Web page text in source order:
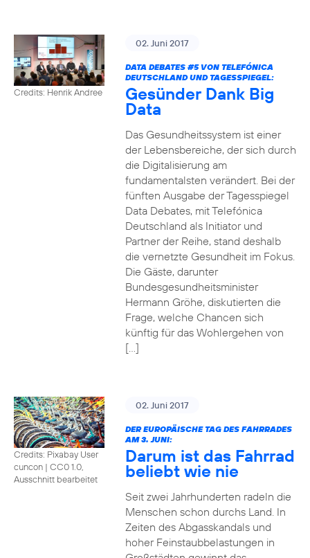
Credits: Henrik Andree
02. Juni 2017
DATA DEBATES #5VON TELEFÓNICA
DEUTSCHLAND UND TAGESSPIEGEL:
Gesünder Dank Big
Data
Das Gesundheitssystem ist einer
der Lebensbereiche, der sich durch
die Digitalisierung am
fundamentalsten verändert. Bei der
fünften Ausgabe der Tagesspiegel
Data Debates, mit Telefónica
Deutschland als Initiator und
Partner der Reihe, stand deshalb
die vernetzte Gesundheit im Fokus.
Die Gäste, darunter
Bundesgesundheitsminister
Hermann Gröhe, diskutierten die
Frage, welche Chancen sich
künftig für das Wohlergehen von
[…]
Credits: Pixabay User
cuncon | CC0 1.0,
Ausschnitt bearbeitet
02. Juni 2017
DER EUROPÄISCHE TAG DES FAHRRADES
AM 3. JUNI:
Darum ist das Fahrrad
beliebt wie nie
Seit zwei Jahrhunderten radeln die
Menschen schon durchs Land. In
Zeiten des Abgasskandals und
hoher Feinstaubbelastungen in